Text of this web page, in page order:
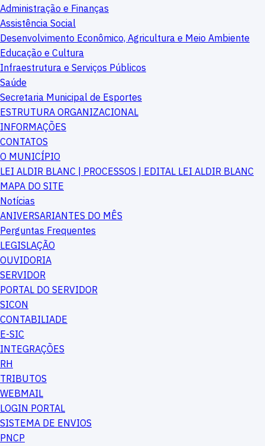
Administração e Finanças
Assistência Social
Desenvolvimento Econômico, Agricultura e Meio Ambiente
Educação e Cultura
Infraestrutura e Serviços Públicos
Saúde
Secretaria Municipal de Esportes
ESTRUTURA ORGANIZACIONAL
INFORMAÇÕES
CONTATOS
O MUNICÍPIO
LEI ALDIR BLANC | PROCESSOS | EDITAL LEI ALDIR BLANC
MAPA DO SITE
Notícias
ANIVERSARIANTES DO MÊS
Perguntas Frequentes
LEGISLAÇÃO
OUVIDORIA
SERVIDOR
PORTAL DO SERVIDOR
SICON
CONTABILIADE
E-SIC
INTEGRAÇÕES
RH
TRIBUTOS
WEBMAIL
LOGIN PORTAL
SISTEMA DE ENVIOS
PNCP